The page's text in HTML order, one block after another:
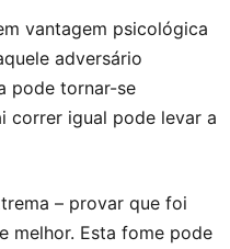
vantagem psicológica
adversário
pode tornar-se
correr igual pode levar a
– provar que foi
melhor. Esta fome pode